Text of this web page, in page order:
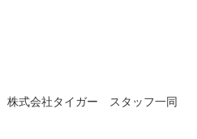
株式会社タイガー スタッフ一同